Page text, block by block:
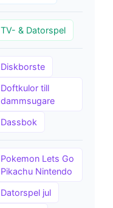
TV- & Datorspel
Diskborste
Doftkulor till
dammsugare
Dassbok
Pokemon Lets Go
Pikachu Nintendo
Datorspel jul